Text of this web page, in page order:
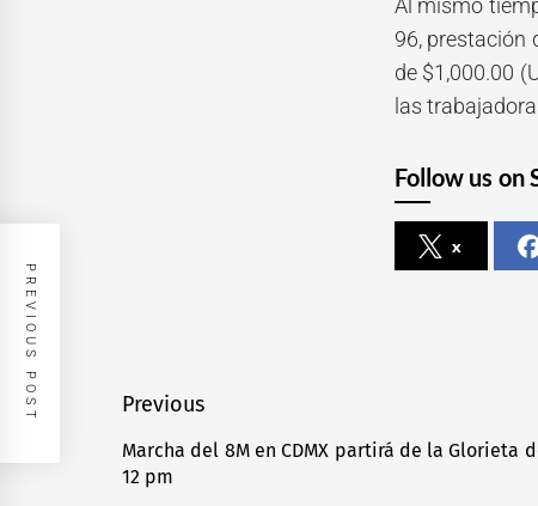
Al mismo
96, prestación
de $1,000.00
las
Follow us on
x
Navegación
de
entradas
Previous
Previous
post:
Marcha del 8M en CDMX partirá de la Glorieta
12 pm
PREVIOUS POST